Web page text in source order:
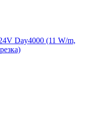
Day4000 (11 W/m,